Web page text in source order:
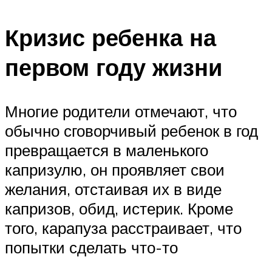
Кризис ребенка на
первом году жизни
Многие родители отмечают, что
обычно сговорчивый ребенок в год
превращается в маленького
капризулю, он проявляет свои
желания, отстаивая их в виде
капризов, обид, истерик. Кроме
того, карапуза расстраивает, что
попытки сделать что-то